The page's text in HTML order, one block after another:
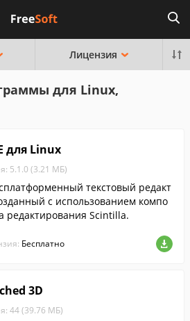
Лицензия
для Linux,
для Linux
5.1.0 (3.21 МБ)
текстовый редакт
с использованием компо
редактирования Scintilla.
Бесплатно
3D
44 (39.76 МБ)